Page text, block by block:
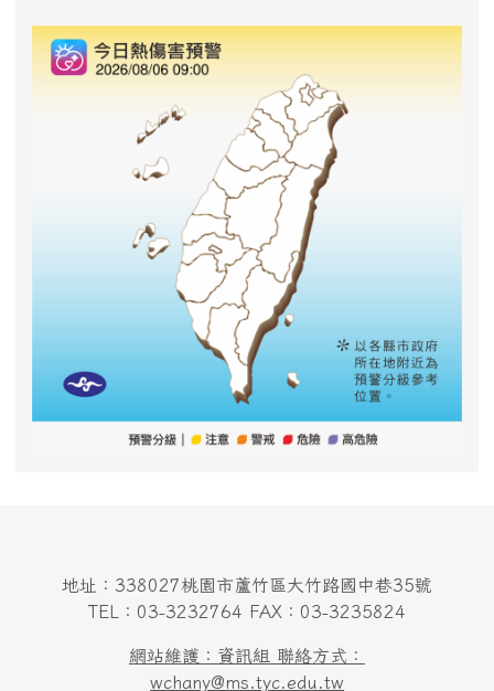
地址：338027桃園市蘆竹區大竹路國中巷35號
TEL：03-3232764 FAX：03-3235824
網站維護：資訊組 聯絡方式：
wchany@ms.tyc.edu.tw